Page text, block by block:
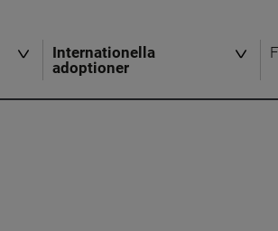
Internationella
adoptioner